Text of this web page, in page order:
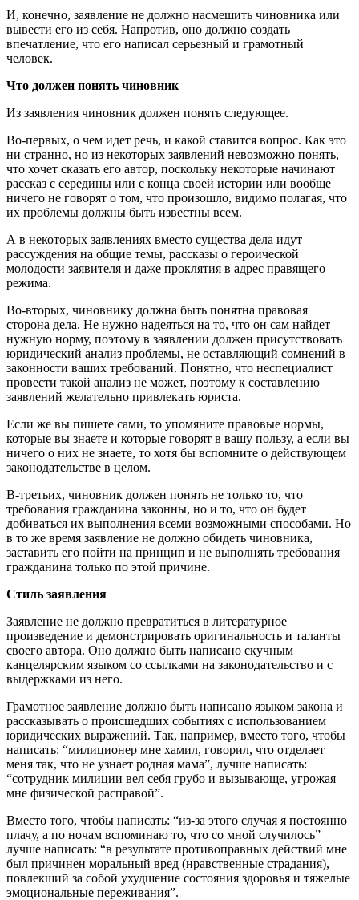
И, конечно, заявление не должно насмешить чиновника или
вывести его из себя. Напротив, оно должно создать
впечатление, что его написал серьезный и грамотный
человек.
Что должен понять чиновник
Из заявления чиновник должен понять следующее.
Во-первых, о чем идет речь, и какой ставится вопрос. Как это
ни странно, но из некоторых заявлений невозможно понять,
что хочет сказать его автор, поскольку некоторые начинают
рассказ с середины или с конца своей истории или вообще
ничего не говорят о том, что произошло, видимо полагая, что
их проблемы должны быть известны всем.
А в некоторых заявлениях вместо существа дела идут
рассуждения на общие темы, рассказы о героической
молодости заявителя и даже проклятия в адрес правящего
режима.
Во-вторых, чиновнику должна быть понятна правовая
сторона дела. Не нужно надеяться на то, что он сам найдет
нужную норму, поэтому в заявлении должен присутствовать
юридический анализ проблемы, не оставляющий сомнений в
законности ваших требований. Понятно, что неспециалист
провести такой анализ не может, поэтому к составлению
заявлений желательно привлекать юриста.
Если же вы пишете сами, то упомяните правовые нормы,
которые вы знаете и которые говорят в вашу пользу, а если вы
ничего о них не знаете, то хотя бы вспомните о действующем
законодательстве в целом.
В-третьих, чиновник должен понять не только то, что
требования гражданина законны, но и то, что он будет
добиваться их выполнения всеми возможными способами. Но
в то же время заявление не должно обидеть чиновника,
заставить его пойти на принцип и не выполнять требования
гражданина только по этой причине.
Стиль заявления
Заявление не должно превратиться в литературное
произведение и демонстрировать оригинальность и таланты
своего автора. Оно должно быть написано скучным
канцелярским языком со ссылками на законодательство и с
выдержками из него.
Грамотное заявление должно быть написано языком закона и
рассказывать о происшедших событиях с использованием
юридических выражений. Так, например, вместо того, чтобы
написать: “милиционер мне хамил, говорил, что отделает
меня так, что не узнает родная мама”, лучше написать:
“сотрудник милиции вел себя грубо и вызывающе, угрожая
мне физической расправой”.
Вместо того, чтобы написать: “из-за этого случая я постоянно
плачу, а по ночам вспоминаю то, что со мной случилось”
лучше написать: “в результате противоправных действий мне
был причинен моральный вред (нравственные страдания),
повлекший за собой ухудшение состояния здоровья и тяжелые
эмоциональные переживания”.